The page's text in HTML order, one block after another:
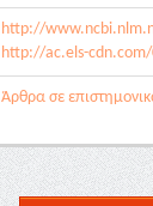
http://
http://ac.els-cdn.com/
Άρθρα σε